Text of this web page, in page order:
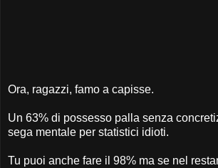
Ora, ragazzi, famo a capisse.
Un 63% di possesso palla senza
sega mentale per statistici idioti.
Tu puoi anche fare il 98% ma se nel